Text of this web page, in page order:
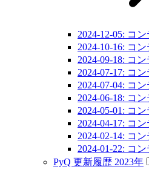
2024-12-05: コ
2024-10-16: コ
2024-09-18: コ
2024-07-17: コ
2024-07-04: コ
2024-06-18: コ
2024-05-01: コ
2024-04-17: コ
2024-02-14: コ
2024-01-22: コ
PyQ 更新履歴 2023年